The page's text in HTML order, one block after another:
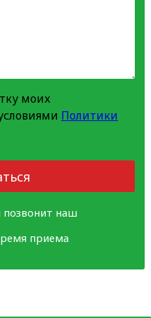
моих
Политики
позвонит наш
приема